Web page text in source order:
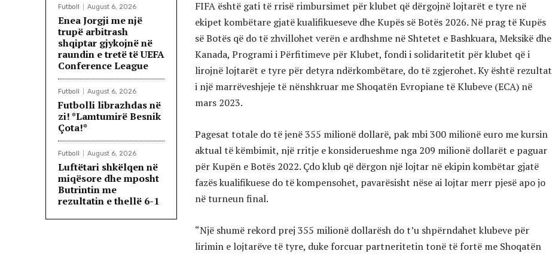
Futboll August 6, 2026
Enea Jorgji me një
trupë arbitrash
shqiptar gjykojnë në
raundin e tretë të UEFA
Conference League
Futboll August 6, 2026
Futbolli librazhdas në
zi! *Lamtumirë Besnik
Çota!*
Futboll August 6, 2026
Luftëtari shkëlqen në
miqësore dhe mposht
Butrintin me
rezultatin e thellë 6-1
FIFA është gati të rrisë rimbursimet për klubet që dërgojnë lojtarët e tyre në
ekipet kombëtare gjatë kualifikueseve dhe Kupës së Botës 2026. Në prag të Kupës
së Botës që do të zhvillohet verën e ardhshme në Shtetet e Bashkuara, Meksikë dhe
Kanada, Programi i Përfitimeve për Klubet, fondi i solidaritetit për klubet që i
lirojnë lojtarët e tyre për detyra ndërkombëtare, do të zgjerohet. Ky është rezultat
i një marrëveshjeje të nënshkruar me Shoqatën Evropiane të Klubeve (ECA) në
mars 2023.
Pagesat totale do të jenë 355 milionë dollarë, pak mbi 300 milionë euro me kursin
aktual të këmbimit, një rritje e konsiderueshme nga 209 milionë dollarët e paguar
për Kupën e Botës 2022. Çdo klub që dërgon një lojtar në ekipin kombëtar gjatë
fazës kualifikuese do të kompensohet, pavarësisht nëse ai lojtar merr pjesë apo jo
në turneun final.
“Një shumë rekord prej 355 milionë dollarësh do t’u shpërndahet klubeve për
lirimin e lojtarëve të tyre, duke forcuar partneritetin tonë të fortë me Shoqatën